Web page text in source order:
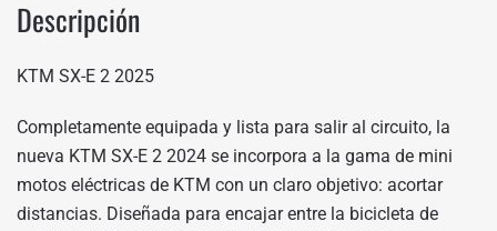
Descripción
KTM SX-E 2 2025
Completamente equipada y lista para salir al circuito, la
nueva KTM SX-E 2 2024 se incorpora a la gama de mini
motos eléctricas de KTM con un claro objetivo: acortar
distancias. Diseñada para encajar entre la bicicleta de